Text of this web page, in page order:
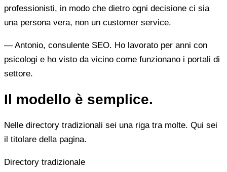
professionisti, in modo che dietro ogni decisione ci sia
una persona vera, non un customer service.
— Antonio, consulente SEO. Ho lavorato per anni con
psicologi e ho visto da vicino come funzionano i portali di
settore.
Il modello è semplice.
Nelle directory tradizionali sei una riga tra molte. Qui sei
il titolare della pagina.
Directory tradizionale